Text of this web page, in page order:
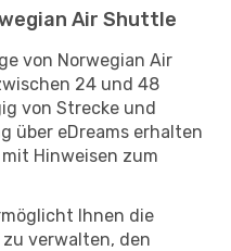
Air Shuttle
von Norwegian Air
24 und 48
von Strecke und
über eDreams erhalten
Hinweisen zum
Ihnen die
zu verwalten, den